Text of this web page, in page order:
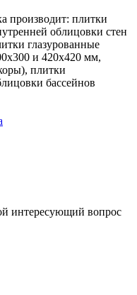
производит: плитки
облицовки стен
глазурованные
и 420х420 мм,
плитки
бассейнов
интересующий вопрос